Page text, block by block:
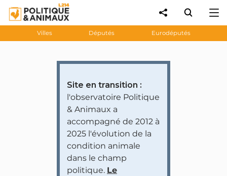
Villes Députés Eurodéputés
Site en transition :
l'observatoire Politique
& Animaux a
accompagné de 2012 à
2025 l'évolution de la
condition animale
dans le champ
politique. Le